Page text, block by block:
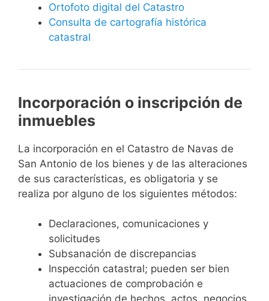
Ortofoto digital del Catastro
Consulta de cartografía histórica
catastral
Incorporación o inscripción de
inmuebles
La incorporación en el Catastro de Navas de
San Antonio de los bienes y de las alteraciones
de sus características, es obligatoria y se
realiza por alguno de los siguientes métodos:
Declaraciones, comunicaciones y
solicitudes
Subsanación de discrepancias
Inspección catastral; pueden ser bien
actuaciones de comprobación e